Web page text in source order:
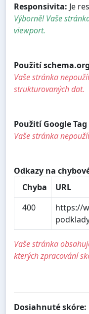
Responsivita: Je
Výborně! Vaše
viewport.
Použití
Vaše stránka
strukturovaných dat.
Použití Google
Vaše stránka
Odkazy na
Chyba
URL
400
https://
Vaše stránka
kterých zpracování
Dosiahnuté skóre: